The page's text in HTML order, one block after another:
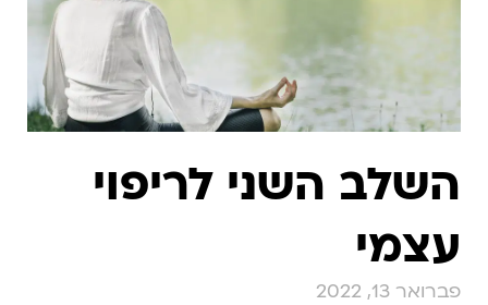
השלב השני לריפוי
עצמי
פברואר 13, 2022